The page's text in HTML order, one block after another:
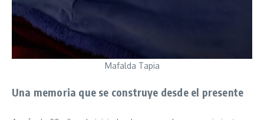
Mafalda Tapia
Una memoria que se construye desde el presente